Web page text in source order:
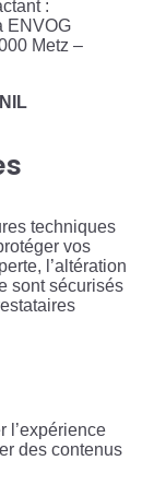
:
ENVOG
Metz –
techniques
vos
l’altération
sont sécurisés
l’expérience
des contenus